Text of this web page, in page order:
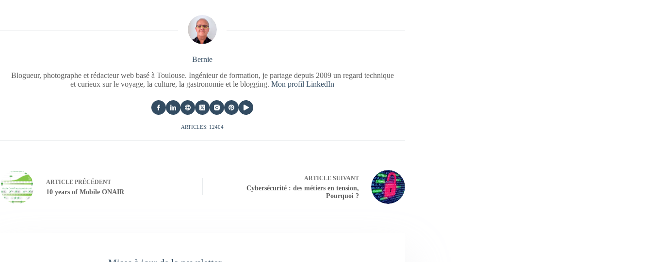
Bernie
Blogueur, photographe et rédacteur web basé à Toulouse. Ingénieur de formation, je partage depuis 2009 un regard technique
et curieux sur le voyage, la culture, la gastronomie et le blogging.Mon profil LinkedIn
ARTICLES: 12404
ARTICLE PRÉCÉDENT
10 years of Mobile ONAIR
ARTICLESUIVANT
Cybersécurité : des métiers en tension,
Pourquoi ?